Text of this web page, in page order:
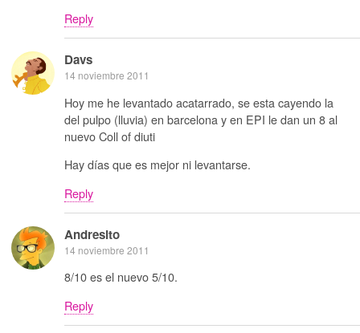
Reply
Davs
14 noviembre 2011
Hoy me he levantado acatarrado, se esta cayendo la
del pulpo (lluvia) en barcelona y en EPI le dan un 8 al
nuevo Coll of diuti
Hay días que es mejor ni levantarse.
Reply
Andresito
14 noviembre 2011
8/10 es el nuevo 5/10.
Reply